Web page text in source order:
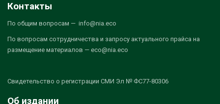
Контакты
По общим вопросам — info@nia.eco
По вопросам сотрудничества и запросу актуального прайса на
размещение материалов — eco@nia.eco
Свидетельство о регистрации СМИ Эл № ФС77-80306
Об издании